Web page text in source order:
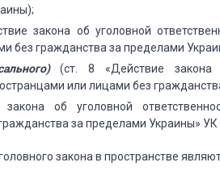
закона об уголовной
без гражданства за пределами
(ст. 8 «Действие закона
или лицами без
об уголовной
за пределами Украины» УК
закона в пространстве